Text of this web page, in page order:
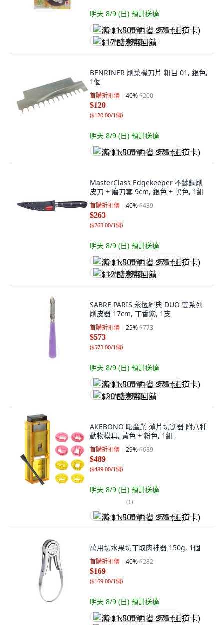
明天 8/9 (日) 預計送達
满 $1,500 再省 $75 (王道卡)
$17 酷澎幣回饋
BENRINER 削菜機刀片 粗目 01, 銀色,
1個
首購折扣價 40%$200
$120
($120.00/1個)
明天 8/9 (日) 預計送達
满 $1,500 再省 $75 (王道卡)
MasterClass Edgekeeper 不鏽鋼削
皮刀 + 磨刀套 9cm, 銀色 + 黑色, 1組
首購折扣價 40%$439
$263
($263.00/1個)
明天 8/9 (日) 預計送達
满 $1,500 再省 $75 (王道卡)
$12 酷澎幣回饋
SABRE PARIS 永恆經典 DUO 雙系列
削皮器 17cm, 丁香紫, 1支
首購折扣價 25%$773
$573
($573.00/1個)
明天 8/9 (日) 預計送達
满 $1,500 再省 $75 (王道卡)
$20 酷澎幣回饋
AKEBONO 曙產業 薄片切割器 附八種
動物模具, 黃色 + 粉色, 1組
首購折扣價 29%$689
$489
($489.00/1個)
明天 8/9 (日) 預計送達
(1)
满 $1,500 再省 $75 (王道卡)
萬用切水果切丁取肉神器 150g, 1個
首購折扣價 40%$282
$169
($169.00/1個)
明天 8/9 (日) 預計送達
满 $1,500 再省 $75 (王道卡)